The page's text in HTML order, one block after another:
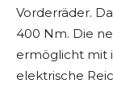
Vorderräder.
400 Nm. Die
ermöglicht mit
elektrische